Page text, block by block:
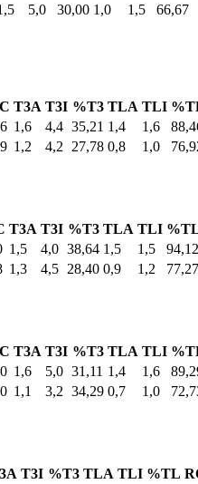
5,0 30,00 1,0 1,5 66,67
T3A T3I %T3 TLA TLI
1,6 4,4 35,21 1,4 1,6
1,2 4,2 27,78 0,8 1,0
T3A T3I %T3 TLA TLI
1,5 4,0 38,64 1,5 1,5
94,12
1,3 4,5 28,40 0,9 1,2 77,27
T3A T3I %T3 TLA TLI
1,6 5,0 31,11 1,4 1,6
1,1 3,2 34,29 0,7 1,0
T3I %T3 TLA TLI %TL